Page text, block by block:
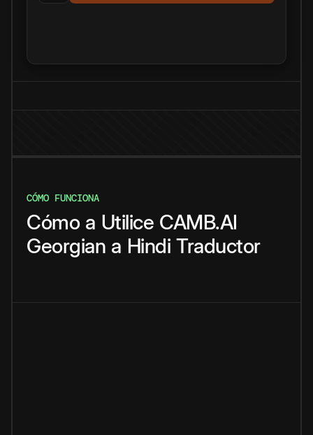
CÓMO FUNCIONA
Cómo a Utilice CAMB.AI
Georgian a Hindi Traductor